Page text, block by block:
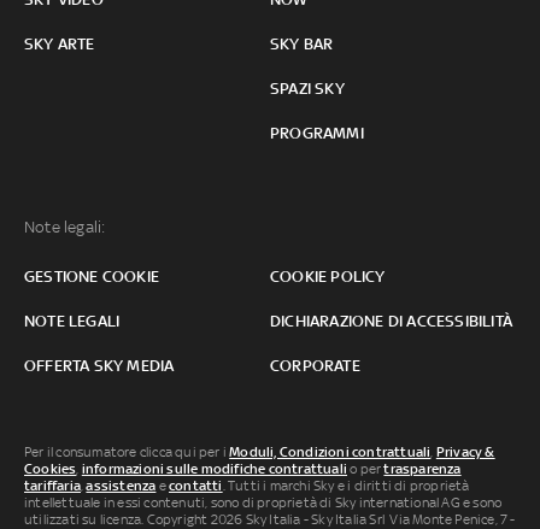
SKY ARTE SKY BAR
SPAZI SKY
PROGRAMMI
Note legali:
GESTIONE COOKIE COOKIE POLICY
NOTE LEGALI DICHIARAZIONE DI ACCESSIBILITÀ
OFFERTA SKY MEDIA CORPORATE
Per il consumatore clicca qui per iModuli, Condizioni contrattuali Privacy &
Cookies informazioni sulle modifiche contrattuali o pertrasparenza
tariffaria ,assistenza econtatti . Tutti i marchi Sky e i diritti di proprietà
intellettuale in essi contenuti, sono di proprietà di Sky international AG e sono
utilizzati su licenza. Copyright 2026 Sky Italia - Sky Italia Srl Via Monte Penice, 7 -